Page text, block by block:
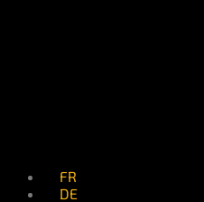
FR
DE